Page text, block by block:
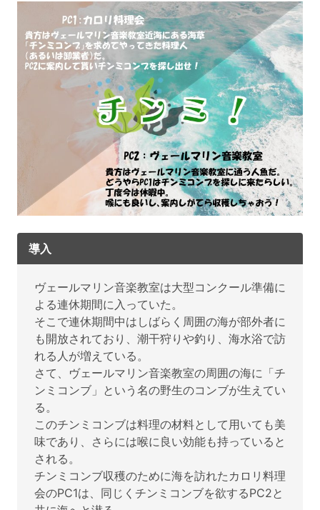
導入
ヴェールマリン音楽教室は大型コンクール準備に
よる連休期間に入っていた。
そこで連休期間中はしばらく周囲の海が部外者に
も開放されており、潮干狩りや釣り、海水浴で訪
れる人が増えている。
さて、ヴェールマリン音楽教室の周囲の海に「チ
ンミコンブ」という名の野生のコンブが生えてい
る。
このチンミコンブは料理の材料として用いても美
味であり、さらには喉に良い効能も持っていると
される。
チンミコンブ収穫のために海を訪れたカロリ料理
会のPC1は、同じくチンミコンブを欲するPC2と